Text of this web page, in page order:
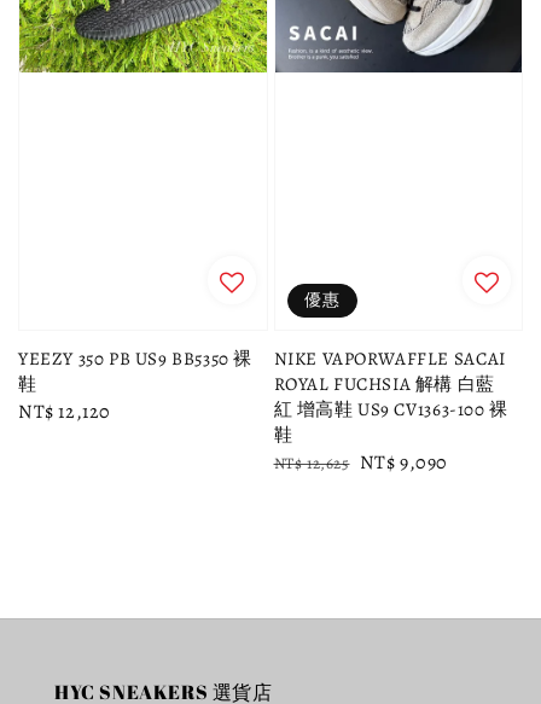
YEEZY 350 PB US9 BB5350 裸
鞋
Regular
NT$ 12,120
優惠
NIKE VAPORWAFFLE SACAI
ROYAL FUCHSIA 解構 白藍
紅 增高鞋 US9 CV1363-100 裸
鞋
Regular
NT$ 12,625 Sale
NT$ 9,090
HYC SNEAKERS 選貨店